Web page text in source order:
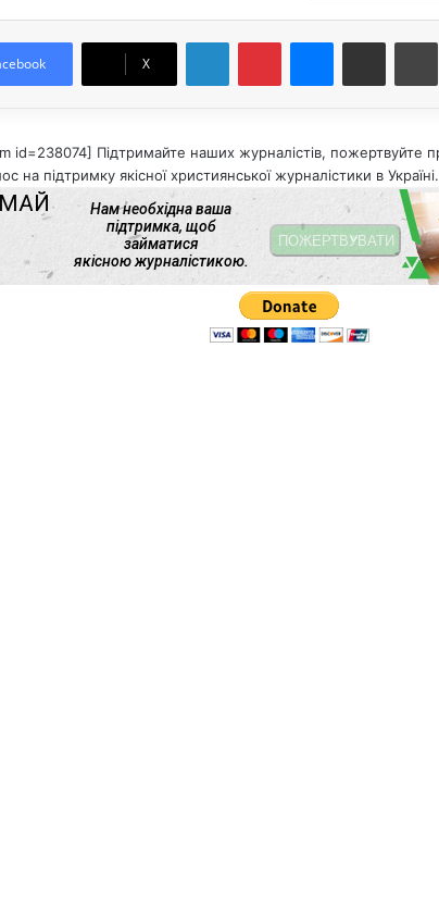
X
Поділитися електронною поштою
id=238074] Підтримайте наших журналістів, пожертвуйте
на підтримку якісної християнської журналістики в